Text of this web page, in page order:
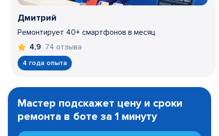
Дмитрий
Ремонтирует 40+ смартфонов в месяц
4,9 74 отзыва
4 года опыта
1
Мастер подскажет цену и сроки
ремонта в боте за 1 минуту